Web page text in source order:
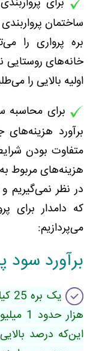
ساختمان
بره پرواری را
خانه‌های روستایی
اولیه بالایی را
برای محاسبه
برآورد
متفاوت بودن
هزینه‌های مربوط
در نظر نمی‌گیریم
که دامدار برای
می‌پردازیم:
برآورد سود
هزار
این‌که درصد